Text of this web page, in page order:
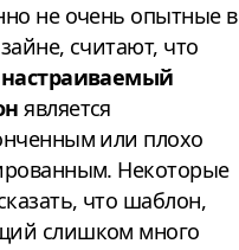
не очень опытные в
считают, что
является
или плохо
Некоторые
что шаблон,
слишком много